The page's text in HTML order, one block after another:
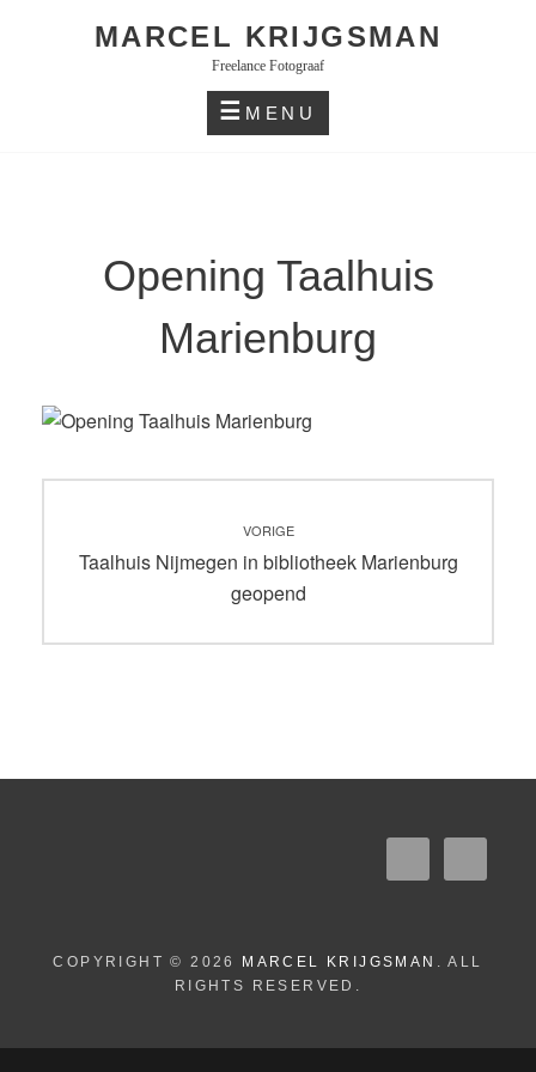
MARCEL KRIJGSMAN
Freelance Fotograaf
MENU
Opening Taalhuis
Marienburg
navigatie
VORIGE
Vorig
Taalhuis Nijmegen in bibliotheek Marienburg
geopend
COPYRIGHT © 2026 MARCEL KRIJGSMAN . ALL
RIGHTS RESERVED.